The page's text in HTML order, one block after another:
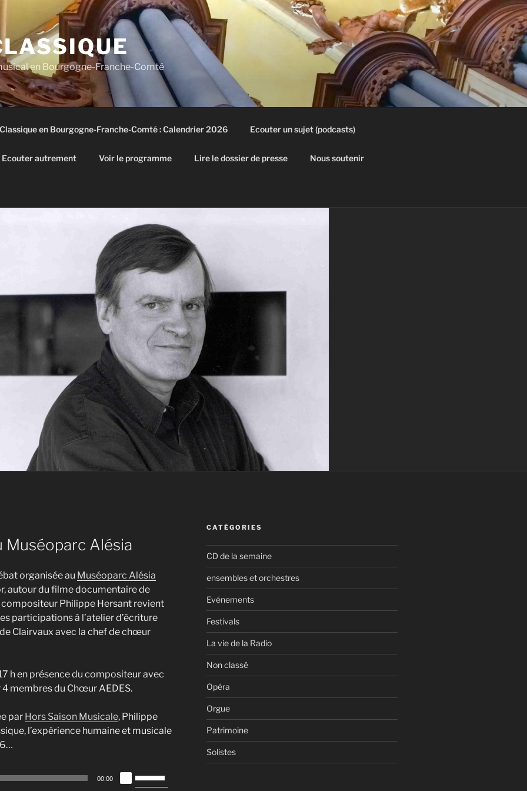
en Bourgogne-Franche-Comté
en Bourgogne-Franche-Comté : Calendrier 2026 Ecouter un sujet (podcasts)
Ecouter autrement Voir le programme Lire le dossier de presse Nous soutenir
Muséoparc Alésia
organisée au Muséoparc Alésia
autour du filme documentaire de
compositeur Philippe Hersant revient
participations à l’atelier d’écriture
Clairvaux avec la chef de chœur
h en présence du compositeur avec
membres du Chœur AEDES.
par Hors Saison Musicale, Philippe
l’expérience humaine et musicale
00:00
les
CATÉGORIES
CD de la semaine
ensembles et orchestres
Evénements
Festivals
La vie de la Radio
Non classé
Opéra
Orgue
Patrimoine
Solistes